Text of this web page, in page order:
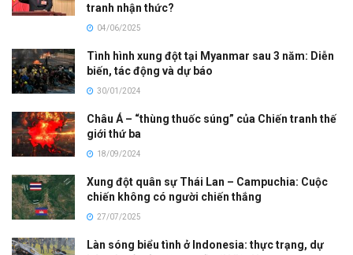
tranh nhận thức?
04/06/2025
Tình hình xung đột tại Myanmar sau 3 năm: Diễn
biến, tác động và dự báo
30/01/2024
Châu Á – “thùng thuốc súng” của Chiến tranh thế
giới thứ ba
18/09/2024
Xung đột quân sự Thái Lan – Campuchia: Cuộc
chiến không có người chiến thắng
27/07/2025
Làn sóng biểu tình ở Indonesia: thực trạng, dự